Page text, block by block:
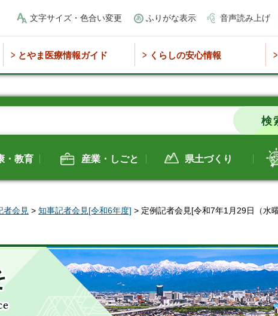
文字サイズ・色合い変更 ふりがな表示 音声読み上げ
とやま医療情報ガイド くらしの安心情報
・教育 産業・しごと 県土づくり
者会見 > 知事記者会見[令和6年度] > 定例記者会見[令和7年1月29日（水